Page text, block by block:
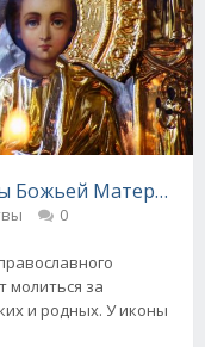
Божьей Матери и
0
молиться за
и родных. У иконы